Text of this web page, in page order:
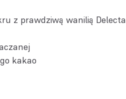
z prawdziwą wanilią Delecta
kakao